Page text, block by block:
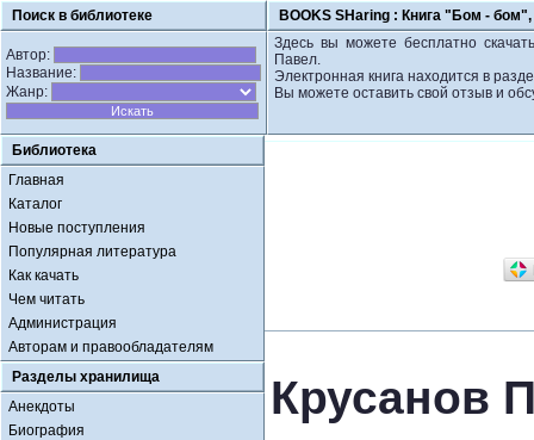
Поиск в библиотеке BOOKS SHaring : Книга "Бом -
Автор:
Название:
Жанр:
Здесь вы можете бесплатно
Павел.
Электронная книга находится в
Вы можете оставить свой отзыв и
Библиотека
Главная
Каталог
Новые поступления
Популярная литература
Как качать
Чем читать
Администрация
Авторам и правообладателям
Разделы хранилища
Анекдоты
Биография
Крусанов